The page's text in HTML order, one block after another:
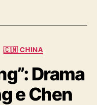
8
n
🇨🇳 CHINA
Drama
e Chen